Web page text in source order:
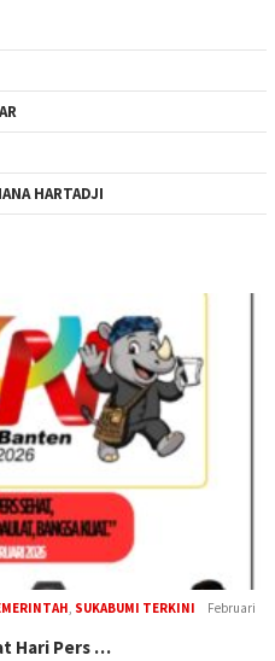
HARTADJI
, SUKABUMI TERKINI
Februari
Hari Pers …